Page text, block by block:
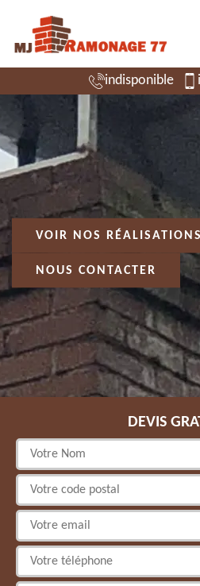
indisponible
VOIR NOS RÉALISATIONS
NOUS CONTACTER
DEVIS